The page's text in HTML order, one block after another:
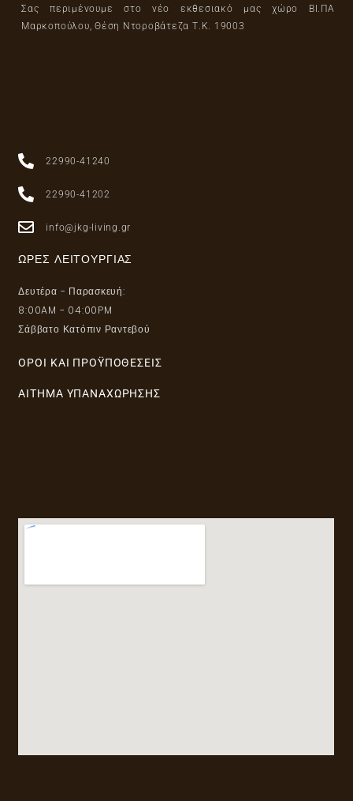
Σας περιμένουμε στο νέο εκθεσιακό μας χώρο ΒΙ.ΠΑ
Μαρκοπούλου, Θέση Ντοροβάτεζα Τ.Κ. 19003
22990-41240
22990-41202
info@jkg-living.gr
ΏΡΕΣ ΛΕΙΤΟΥΡΓΊΑΣ
Δευτέρα - Παρασκευή:
8:00AM - 04:00PM
Σάββατο Κατόπιν Ραντεβού
ΌΡΟΙ ΚΑΙ ΠΡΟΫΠΟΘΈΣΕΙΣ
ΑΊΤΗΜΑ ΥΠΑΝΑΧΏΡΗΣΗΣ